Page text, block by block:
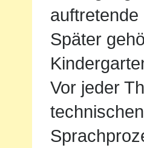
Später
Vor jeder